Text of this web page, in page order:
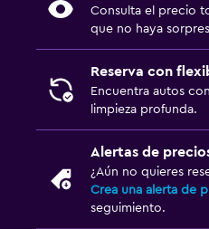
Consulta el precio
que no haya
Reserva con
Encuentra autos
limpieza profunda.
Alertas de
¿Aún no quieres
Crea una alerta de
seguimiento.